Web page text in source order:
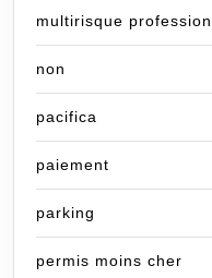
multirisque
non
pacifica
paiement
parking
permis moins cher